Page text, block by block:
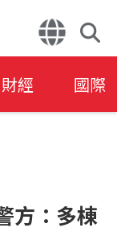
財經 國際
方：多棟